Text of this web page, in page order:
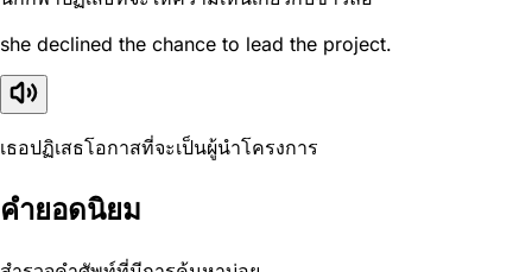
she declined the chance to lead the project.
เธอปฏิเสธโอกาสที่จะเป็นผู้นำโครงการ
คำยอดนิยม